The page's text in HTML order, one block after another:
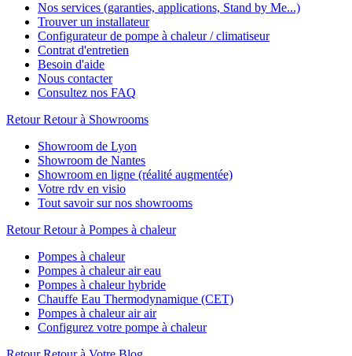
Nos services (garanties, applications, Stand by Me...)
Trouver un installateur
Configurateur de pompe à chaleur / climatiseur
Contrat d'entretien
Besoin d'aide
Nous contacter
Consultez nos FAQ
Retour Retour à Showrooms
Showroom de Lyon
Showroom de Nantes
Showroom en ligne (réalité augmentée)
Votre rdv en visio
Tout savoir sur nos showrooms
Retour Retour à Pompes à chaleur
Pompes à chaleur
Pompes à chaleur air eau
Pompes à chaleur hybride
Chauffe Eau Thermodynamique (CET)
Pompes à chaleur air air
Configurez votre pompe à chaleur